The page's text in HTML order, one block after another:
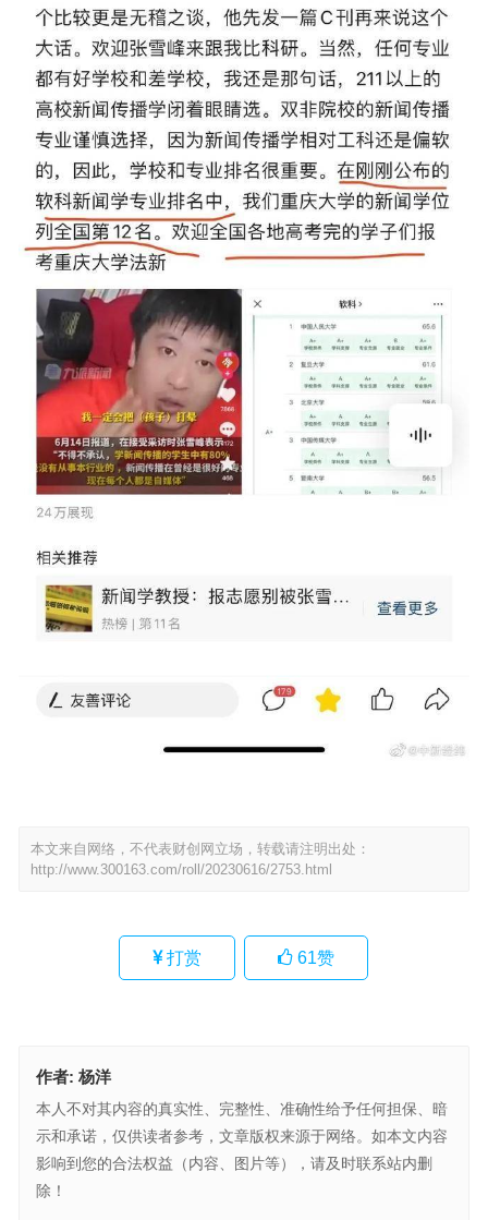
本文来自网络，不代表财创网立场，转载请注明出处：
http://www.300163.com/roll/20230616/2753.html
打赏 61赞
作者: 杨洋
本人不对其内容的真实性、完整性、准确性给予任何担保、暗
示和承诺，仅供读者参考，文章版权来源于网络。如本文内容
影响到您的合法权益（内容、图片等），请及时联系站内删
除！